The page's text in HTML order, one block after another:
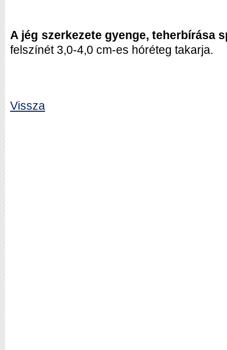
A jég szerkezete gyenge, teherbírása
felszínét 3,0-4,0 cm-es hóréteg takarja.
Vissza